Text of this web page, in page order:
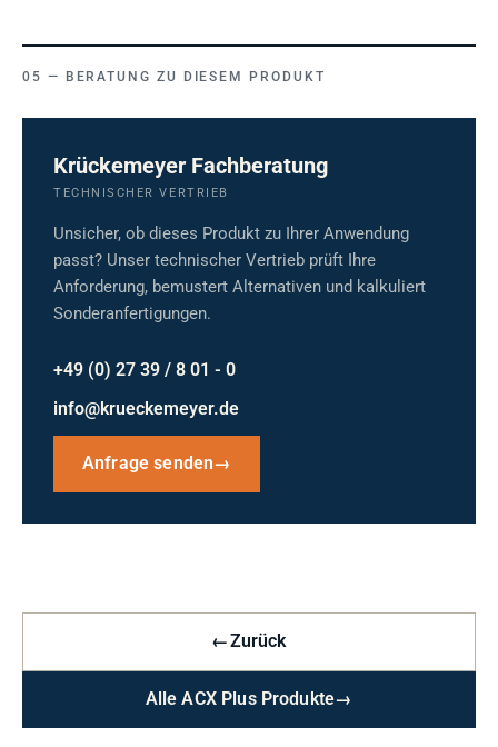
BERATUNG ZU DIESEM PRODUKT
Krückemeyer Fachberatung
TECHNISCHER VERTRIEB
Unsicher, ob dieses Produkt zu Ihrer Anwendung
passt? Unser technischer Vertrieb prüft Ihre
Anforderung, bemustert Alternativen und kalkuliert
Sonderanfertigungen.
+49 (0) 27 39 / 8 01 - 0
info@krueckemeyer.de
Anfrage senden→
←Zurück
Alle ACX Plus Produkte→